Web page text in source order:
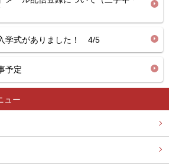
学式がありました！ 4/5
予定